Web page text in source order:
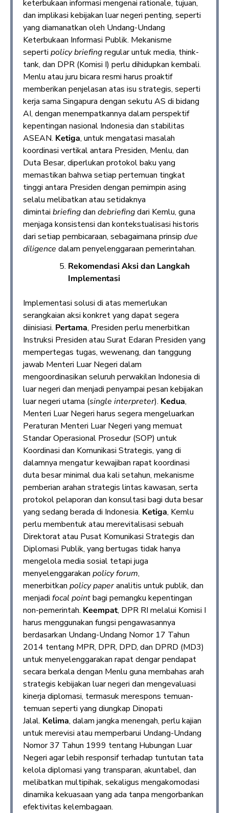
keterbukaan informasi mengenai rationale, tujuan,
dan implikasi kebijakan luar negeri penting, seperti
yang diamanatkan oleh Undang-Undang
Keterbukaan Informasi Publik. Mekanisme
seperti policy briefingregular untuk media, think-
tank, dan DPR (Komisi I) perlu dihidupkan kembali.
Menlu atau juru bicara resmi harus proaktif
memberikan penjelasan atas isu strategis, seperti
kerja sama Singapura dengan sekutu AS di bidang
AI, dengan menempatkannya dalam perspektif
kepentingan nasional Indonesia dan stabilitas
ASEAN. Ketiga, untuk mengatasi masalah
koordinasi vertikal antara Presiden, Menlu, dan
Duta Besar, diperlukan protokol baku yang
memastikan bahwa setiap pertemuan tingkat
tinggi antara Presiden dengan pemimpin asing
selalu melibatkan atau setidaknya
dimintai briefingdan debriefingdari Kemlu, guna
menjaga konsistensi dan kontekstualisasi historis
dari setiap pembicaraan, sebagaimana prinsip due
diligence dalam penyelenggaraan pemerintahan.
Rekomendasi Aksi dan Langkah
Implementasi
Implementasi solusi di atas memerlukan
serangkaian aksi konkret yang dapat segera
diinisiasi. Pertama, Presiden perlu menerbitkan
Instruksi Presiden atau Surat Edaran Presiden yang
mempertegas tugas, wewenang, dan tanggung
jawab Menteri Luar Negeri dalam
mengoordinasikan seluruh perwakilan Indonesia di
luar negeri dan menjadi penyampai pesan kebijakan
luar negeri utama (single interpreter). Kedua,
Menteri Luar Negeri harus segera mengeluarkan
Peraturan Menteri Luar Negeri yang memuat
Standar Operasional Prosedur (SOP) untuk
Koordinasi dan Komunikasi Strategis, yang di
dalamnya mengatur kewajiban rapat koordinasi
duta besar minimal dua kali setahun, mekanisme
pemberian arahan strategis lintas kawasan, serta
protokol pelaporan dan konsultasi bagi duta besar
yang sedang berada di Indonesia. Ketiga, Kemlu
perlu membentuk atau merevitalisasi sebuah
Direktorat atau Pusat Komunikasi Strategis dan
Diplomasi Publik, yang bertugas tidak hanya
mengelola media sosial tetapi juga
menyelenggarakan policy forum,
menerbitkan policy paperanalitis untuk publik, dan
menjadi focal pointbagi pemangku kepentingan
non-pemerintah. Keempat, DPR RI melalui Komisi I
harus menggunakan fungsi pengawasannya
berdasarkan Undang-Undang Nomor 17 Tahun
2014 tentang MPR, DPR, DPD, dan DPRD (MD3)
untuk menyelenggarakan rapat dengar pendapat
secara berkala dengan Menlu guna membahas arah
strategis kebijakan luar negeri dan mengevaluasi
kinerja diplomasi, termasuk merespons temuan-
temuan seperti yang diungkap Dinopati
Jalal. Kelima, dalam jangka menengah, perlu kajian
untuk merevisi atau memperbarui Undang-Undang
Nomor 37 Tahun 1999 tentang Hubungan Luar
Negeri agar lebih responsif terhadap tuntutan tata
kelola diplomasi yang transparan, akuntabel, dan
melibatkan multipihak, sekaligus mengakomodasi
dinamika kekuasaan yang ada tanpa mengorbankan
efektivitas kelembagaan.